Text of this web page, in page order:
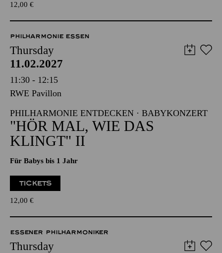
12,00 €
PHILHARMONIE ESSEN
Thursday
11.02.2027
11:30 - 12:15
RWE Pavillon
PHILHARMONIE ENTDECKEN · BABYKONZERT
"HÖR MAL, WIE DAS
KLINGT" II
Für Babys bis 1 Jahr
TICKETS
12,00 €
ESSENER PHILHARMONIKER
Thursday